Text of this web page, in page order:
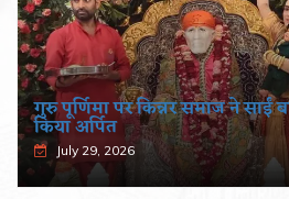
गुरु पूर्णिमा पर किन्नर समाज ने साईं
किया अर्पित
July 29, 2026